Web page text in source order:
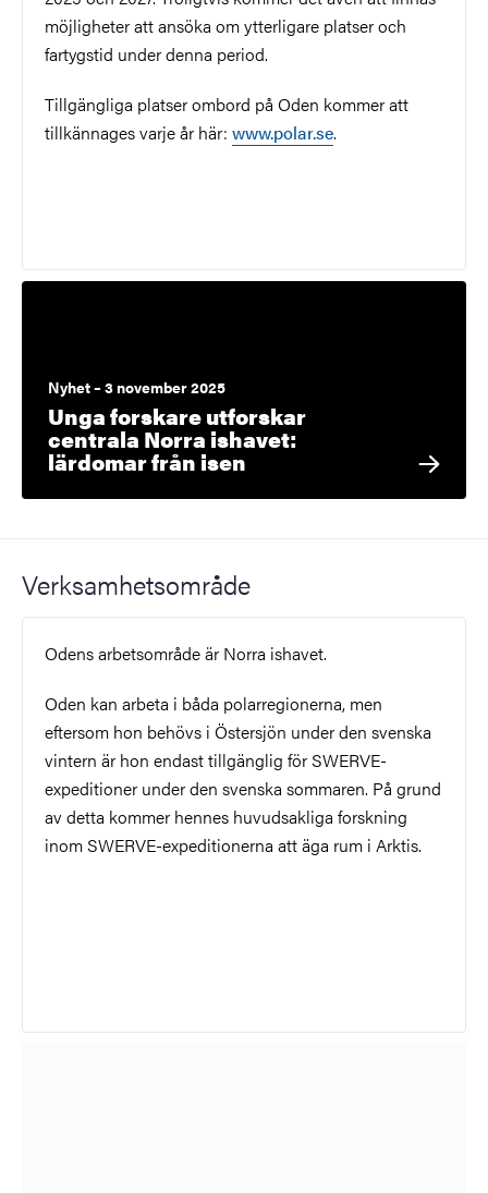
möjligheter att ansöka om ytterligare platser och
fartygstid under denna period.
Tillgängliga platser ombord på Oden kommer att
tillkännages varje år här: www.polar.se.
Nyhet – 3 november 2025
Unga forskare utforskar
centrala Norra ishavet:
lärdomar från isen
Verksamhetsområde
Odens arbetsområde är Norra ishavet.
Oden kan arbeta i båda polarregionerna, men
eftersom hon behövs i Östersjön under den svenska
vintern är hon endast tillgänglig för SWERVE-
expeditioner under den svenska sommaren. På grund
av detta kommer hennes huvudsakliga forskning
inom SWERVE-expeditionerna att äga rum i Arktis.